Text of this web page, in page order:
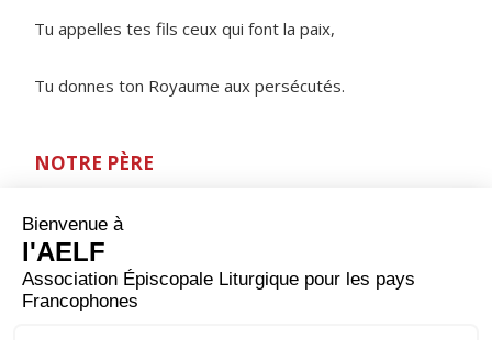
Tu appelles tes fils ceux qui font la paix,
Tu donnes ton Royaume aux persécutés.
NOTRE PÈRE
Tu demandes à l'humanité, Dieu créateur, de se
perfectionner de jour en jour et d'achever par son
travail l'œuvre immense de la création ; aide-nous à
faire que tous les hommes aient des conditions de